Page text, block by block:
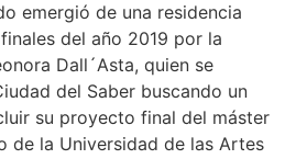
emergió de una residencia
del año 2019 por la
Dall´Asta, quien se
del Saber buscando un
su proyecto final del máster
de la Universidad de las Artes